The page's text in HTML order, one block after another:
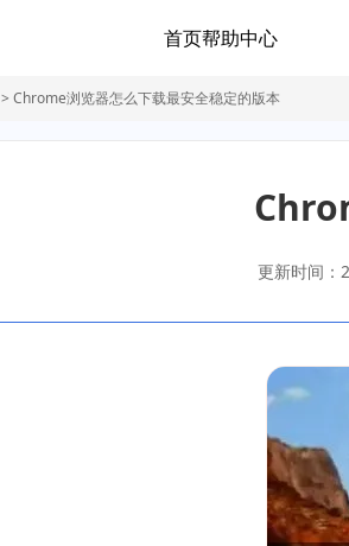
首页帮助中心
> Chrome浏览器怎么下载最安全稳定的版本
更新时间：